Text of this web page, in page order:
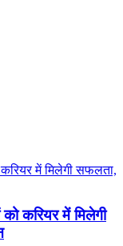
करियर में मिलेगी